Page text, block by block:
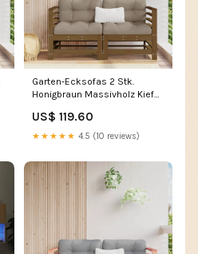
Garten-Ecksofas 2 Stk.
Honigbraun Massivholz Kiefer
US$ 119.60
★★★★★ 4.5 (10 reviews)